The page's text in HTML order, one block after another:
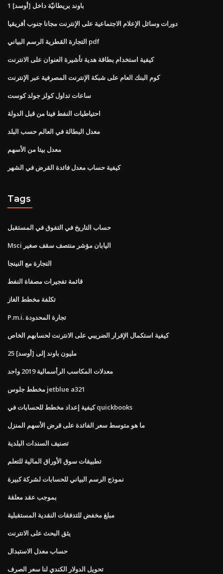
1 باوند بريطانيّة داخل [أوسد]
دورات وسائل الإعلام الاجتماعية على الإنترنت مجانا جنوب أفريقيا
التجارة القطرية الرسم البياني pdf
كيفية استخدام بطاقة هدية تأشيرة العنوان على الانترنت
كوم البنك العام على شبكة الإنترنت المصرفية عبر الإنترنت
ساعات تداول كولز جولد كوست
احتياطيات النفط فينا من قبل الدولة
معدل البطالة في العالم حسب البلد
معدل بيتا من الأسهم
كيفية حساب معدل فائدة القرض في الشهر
Tags
حساب التاريخ في التفوق في المستقبل
Msci اليابان مؤشر منتصف سقف صغير
التجارة مع النينجا
قائمة تفجيرات مصفاة النفط
تكلفة مخطط الغاز
P.m.i. تجارة المحدودة
كيفية استكمال الإقرار الضريبي على الانترنت لحسابهم الخاص
25 مليون باوند إلى [أوسد]
معدلات المكاسب الرأسمالية 2019 واحد
مخطط جلوس jetblue a321
كيفية إعداد مخطط للحسابات في quickbooks
ما هو متوسط ​​سعر الفائدة على قرض الأسهم المنزل
تصنيف السندات البلدية
تطبيقات سوق الأوراق المالية للتعلم
نموذج الرسم البياني للحسابات لشركة كبيرة
بموجب عقد معلقة
مبلغ مخفض للتدفقات النقدية المستقبلية
يثق البحث على الانترنت
حساب معدل الاستبدال
تحويل الدولار الكندي لنا سعر الصرف